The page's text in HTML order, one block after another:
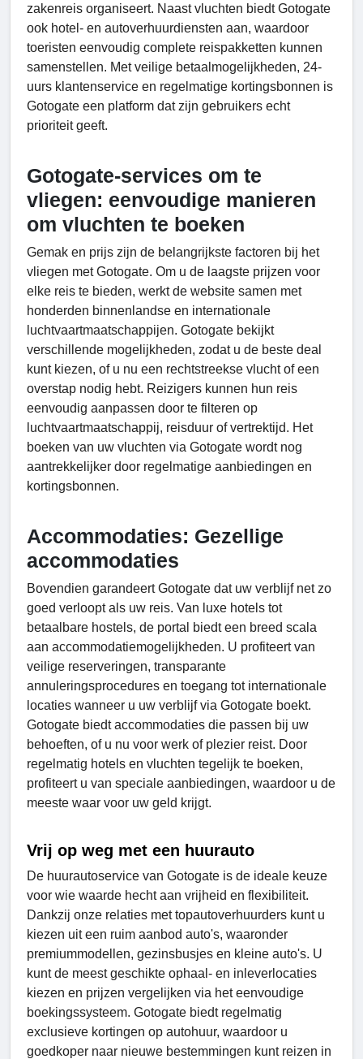
zakenreis organiseert. Naast vluchten biedt Gotogate
ook hotel- en autoverhuurdiensten aan, waardoor
toeristen eenvoudig complete reispakketten kunnen
samenstellen. Met veilige betaalmogelijkheden, 24-
uurs klantenservice en regelmatige kortingsbonnen is
Gotogate een platform dat zijn gebruikers echt
prioriteit geeft.
Gotogate-services om te
vliegen: eenvoudige manieren
om vluchten te boeken
Gemak en prijs zijn de belangrijkste factoren bij het
vliegen met Gotogate. Om u de laagste prijzen voor
elke reis te bieden, werkt de website samen met
honderden binnenlandse en internationale
luchtvaartmaatschappijen. Gotogate bekijkt
verschillende mogelijkheden, zodat u de beste deal
kunt kiezen, of u nu een rechtstreekse vlucht of een
overstap nodig hebt. Reizigers kunnen hun reis
eenvoudig aanpassen door te filteren op
luchtvaartmaatschappij, reisduur of vertrektijd. Het
boeken van uw vluchten via Gotogate wordt nog
aantrekkelijker door regelmatige aanbiedingen en
kortingsbonnen.
Accommodaties: Gezellige
accommodaties
Bovendien garandeert Gotogate dat uw verblijf net zo
goed verloopt als uw reis. Van luxe hotels tot
betaalbare hostels, de portal biedt een breed scala
aan accommodatiemogelijkheden. U profiteert van
veilige reserveringen, transparante
annuleringsprocedures en toegang tot internationale
locaties wanneer u uw verblijf via Gotogate boekt.
Gotogate biedt accommodaties die passen bij uw
behoeften, of u nu voor werk of plezier reist. Door
regelmatig hotels en vluchten tegelijk te boeken,
profiteert u van speciale aanbiedingen, waardoor u de
meeste waar voor uw geld krijgt.
Vrij op weg met een huurauto
De huurautoservice van Gotogate is de ideale keuze
voor wie waarde hecht aan vrijheid en flexibiliteit.
Dankzij onze relaties met topautoverhuurders kunt u
kiezen uit een ruim aanbod auto's, waaronder
premiummodellen, gezinsbusjes en kleine auto's. U
kunt de meest geschikte ophaal- en inleverlocaties
kiezen en prijzen vergelijken via het eenvoudige
boekingssysteem. Gotogate biedt regelmatig
exclusieve kortingen op autohuur, waardoor u
goedkoper naar nieuwe bestemmingen kunt reizen in